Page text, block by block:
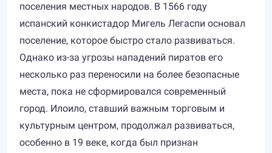
поселения местных народов. В 1566 году
испанский конкистадор Мигель Легаспи основал
поселение, которое быстро стало развиваться.
Однако из-за угрозы нападений пиратов его
несколько раз переносили на более безопасные
места, пока не сформировался современный
город. Илоило, ставший важным торговым и
культурным центром, продолжал развиваться,
особенно в 19 веке, когда был признан